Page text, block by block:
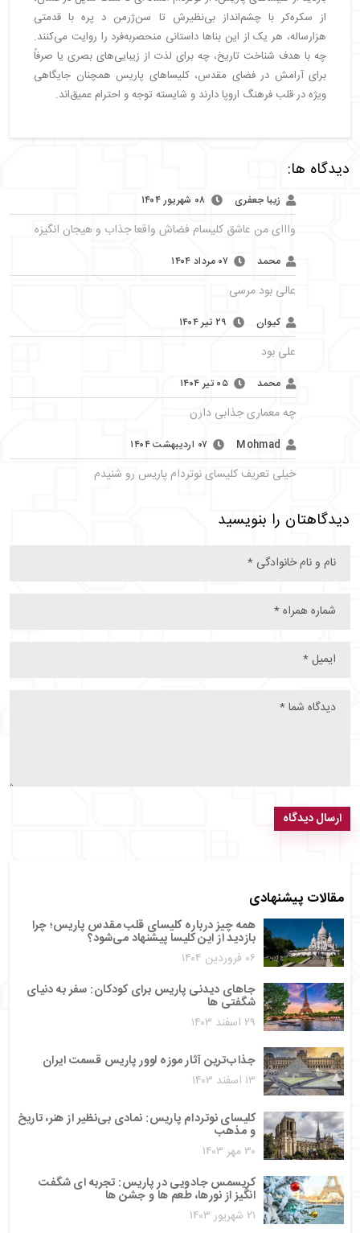
مقالات پیشنهادی
همه چیز درباره کلیسای قلب مقدس پاریس؛ چرا
بازدید از این کلیسا پیشنهاد می‌شود؟
۰۶ فروردین ۱۴۰۴
جاهای دیدنی پاریس برای کودکان: سفر به دنیای
شگفتی ها
۲۹ اسفند ۱۴۰۳
جذاب‌ترین آثار موزه لوور پاریس قسمت ایران
۱۳ اسفند ۱۴۰۳
کلیسای نوتردام پاریس: نمادی بی‌نظیر از هنر، تاریخ
و مذهب
۳۰ مهر ۱۴۰۳
کریسمس جادویی در پاریس: تجربه‌ ای شگفت‌
انگیز از نورها، طعم‌ ها و جشن‌ ها
۲۱ شهریور ۱۴۰۳
از سکره‌کر با چشم‌انداز بی‌نظیرش تا سن‌ژرمن د پره با قدمتی
هزارساله، هر یک از این بناها داستانی منحصربه‌فرد را روایت می‌کنند.
چه با هدف شناخت تاریخ، چه برای لذت از زیبایی‌های بصری یا صرفاً
برای آرامش در فضای مقدس، کلیساهای پاریس همچنان جایگاهی
ویژه در قلب فرهنگ اروپا دارند و شایسته توجه و احترام عمیق‌اند.
دیدگاه ها:
زیبا جعفری ۰۸ شهریور ۱۴۰۴
وااای من عاشق کلیسام فضاش واقعا جذاب و هیجان انگیزه
محمد ۰۷ مرداد ۱۴۰۴
عالی بود مرسی
کیوان ۲۹ تیر ۱۴۰۴
علی بود
محمد ۰۵ تیر ۱۴۰۴
چه معماری جذابی دارن
Mohmad ۰۷ اردیبهشت ۱۴۰۴
خیلی تعریف کلیسای نوتردام پاریس رو شنیدم
دیدگاهتان را بنویسید
ارسال دیدگاه